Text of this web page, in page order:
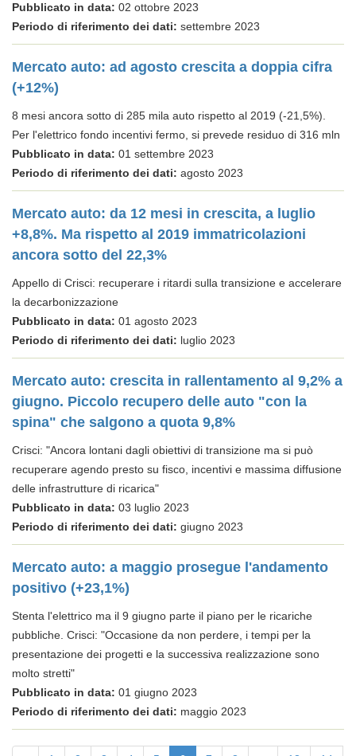
Pubblicato in data: 02 ottobre 2023
Periodo di riferimento dei dati: settembre 2023
Mercato auto: ad agosto crescita a doppia cifra
(+12%)
8 mesi ancora sotto di 285 mila auto rispetto al 2019 (-21,5%).
Per l'elettrico fondo incentivi fermo, si prevede residuo di 316 mln
Pubblicato in data: 01 settembre 2023
Periodo di riferimento dei dati: agosto 2023
Mercato auto: da 12 mesi in crescita, a luglio
+8,8%. Ma rispetto al 2019 immatricolazioni
ancora sotto del 22,3%
Appello di Crisci: recuperare i ritardi sulla transizione e accelerare
la decarbonizzazione
Pubblicato in data: 01 agosto 2023
Periodo di riferimento dei dati: luglio 2023
Mercato auto: crescita in rallentamento al 9,2% a
giugno. Piccolo recupero delle auto "con la
spina" che salgono a quota 9,8%
Crisci: "Ancora lontani dagli obiettivi di transizione ma si può
recuperare agendo presto su fisco, incentivi e massima diffusione
delle infrastrutture di ricarica"
Pubblicato in data: 03 luglio 2023
Periodo di riferimento dei dati: giugno 2023
Mercato auto: a maggio prosegue l'andamento
positivo (+23,1%)
Stenta l'elettrico ma il 9 giugno parte il piano per le ricariche
pubbliche. Crisci: "Occasione da non perdere, i tempi per la
presentazione dei progetti e la successiva realizzazione sono
molto stretti"
Pubblicato in data: 01 giugno 2023
Periodo di riferimento dei dati: maggio 2023